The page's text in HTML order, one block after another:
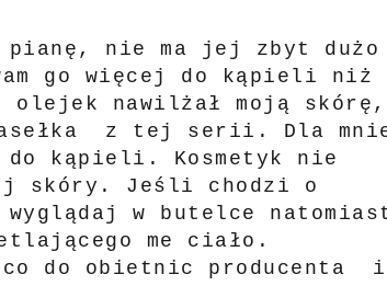
nie ma jej zbyt dużo
go więcej do kąpieli niż
olejek nawilżał moją skórę,
z tej serii. Dla
kąpieli. Kosmetyk nie
skóry. Jeśli chodzi o
w butelce
me ciało.
co do obietnic producenta i